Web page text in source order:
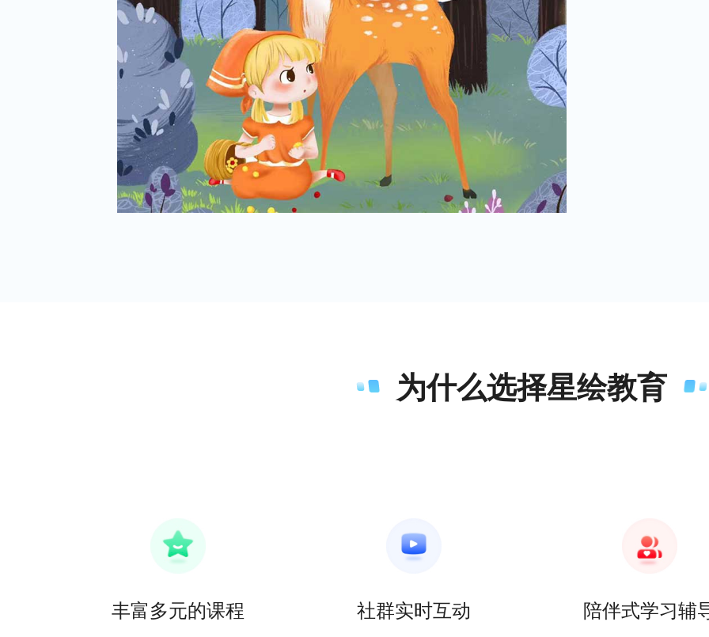
为什么选择星绘教育
丰富多元的课程 社群实时互动 陪伴式学习辅